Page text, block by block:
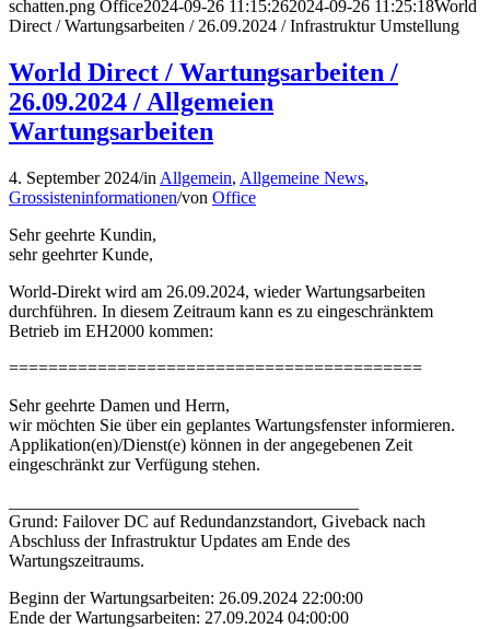
schatten.png Office2024-09-26 11:15:262024-09-26 11:25:18World
Direct / Wartungsarbeiten / 26.09.2024 / Infrastruktur Umstellung
World Direct / Wartungsarbeiten /
26.09.2024 / Allgemeien
Wartungsarbeiten
4. September 2024/in Allgemein, Allgemeine News,
Grossisteninformationen/von Office
Sehr geehrte Kundin,
sehr geehrter Kunde,
World-Direkt wird am 26.09.2024, wieder Wartungsarbeiten
durchführen. In diesem Zeitraum kann es zu eingeschränktem
Betrieb im EH2000 kommen:
==========================================
Sehr geehrte Damen und Herrn,
wir möchten Sie über ein geplantes Wartungsfenster informieren.
Applikation(en)/Dienst(e) können in der angegebenen Zeit
eingeschränkt zur Verfügung stehen.
Grund: Failover DC auf Redundanzstandort, Giveback nach
Abschluss der Infrastruktur Updates am Ende des
Wartungszeitraums.
Beginn der Wartungsarbeiten: 26.09.2024 22:00:00
Ende der Wartungsarbeiten: 27.09.2024 04:00:00